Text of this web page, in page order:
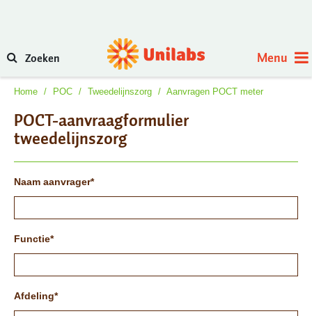
Zoeken Menu
Home / POC / Tweedelijnszorg / Aanvragen POCT meter
POCT-aanvraagformulier
tweedelijnszorg
Naam aanvrager
Functie
Afdeling